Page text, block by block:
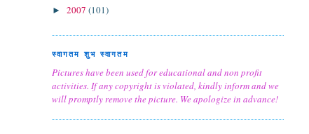
► 2007 (101)
स्वागतम शुभ स्वागतम
Pictures have been used for educational and non profit
activities. If any copyright is violated, kindly inform and we
will promptly remove the picture. We apologize in advance!